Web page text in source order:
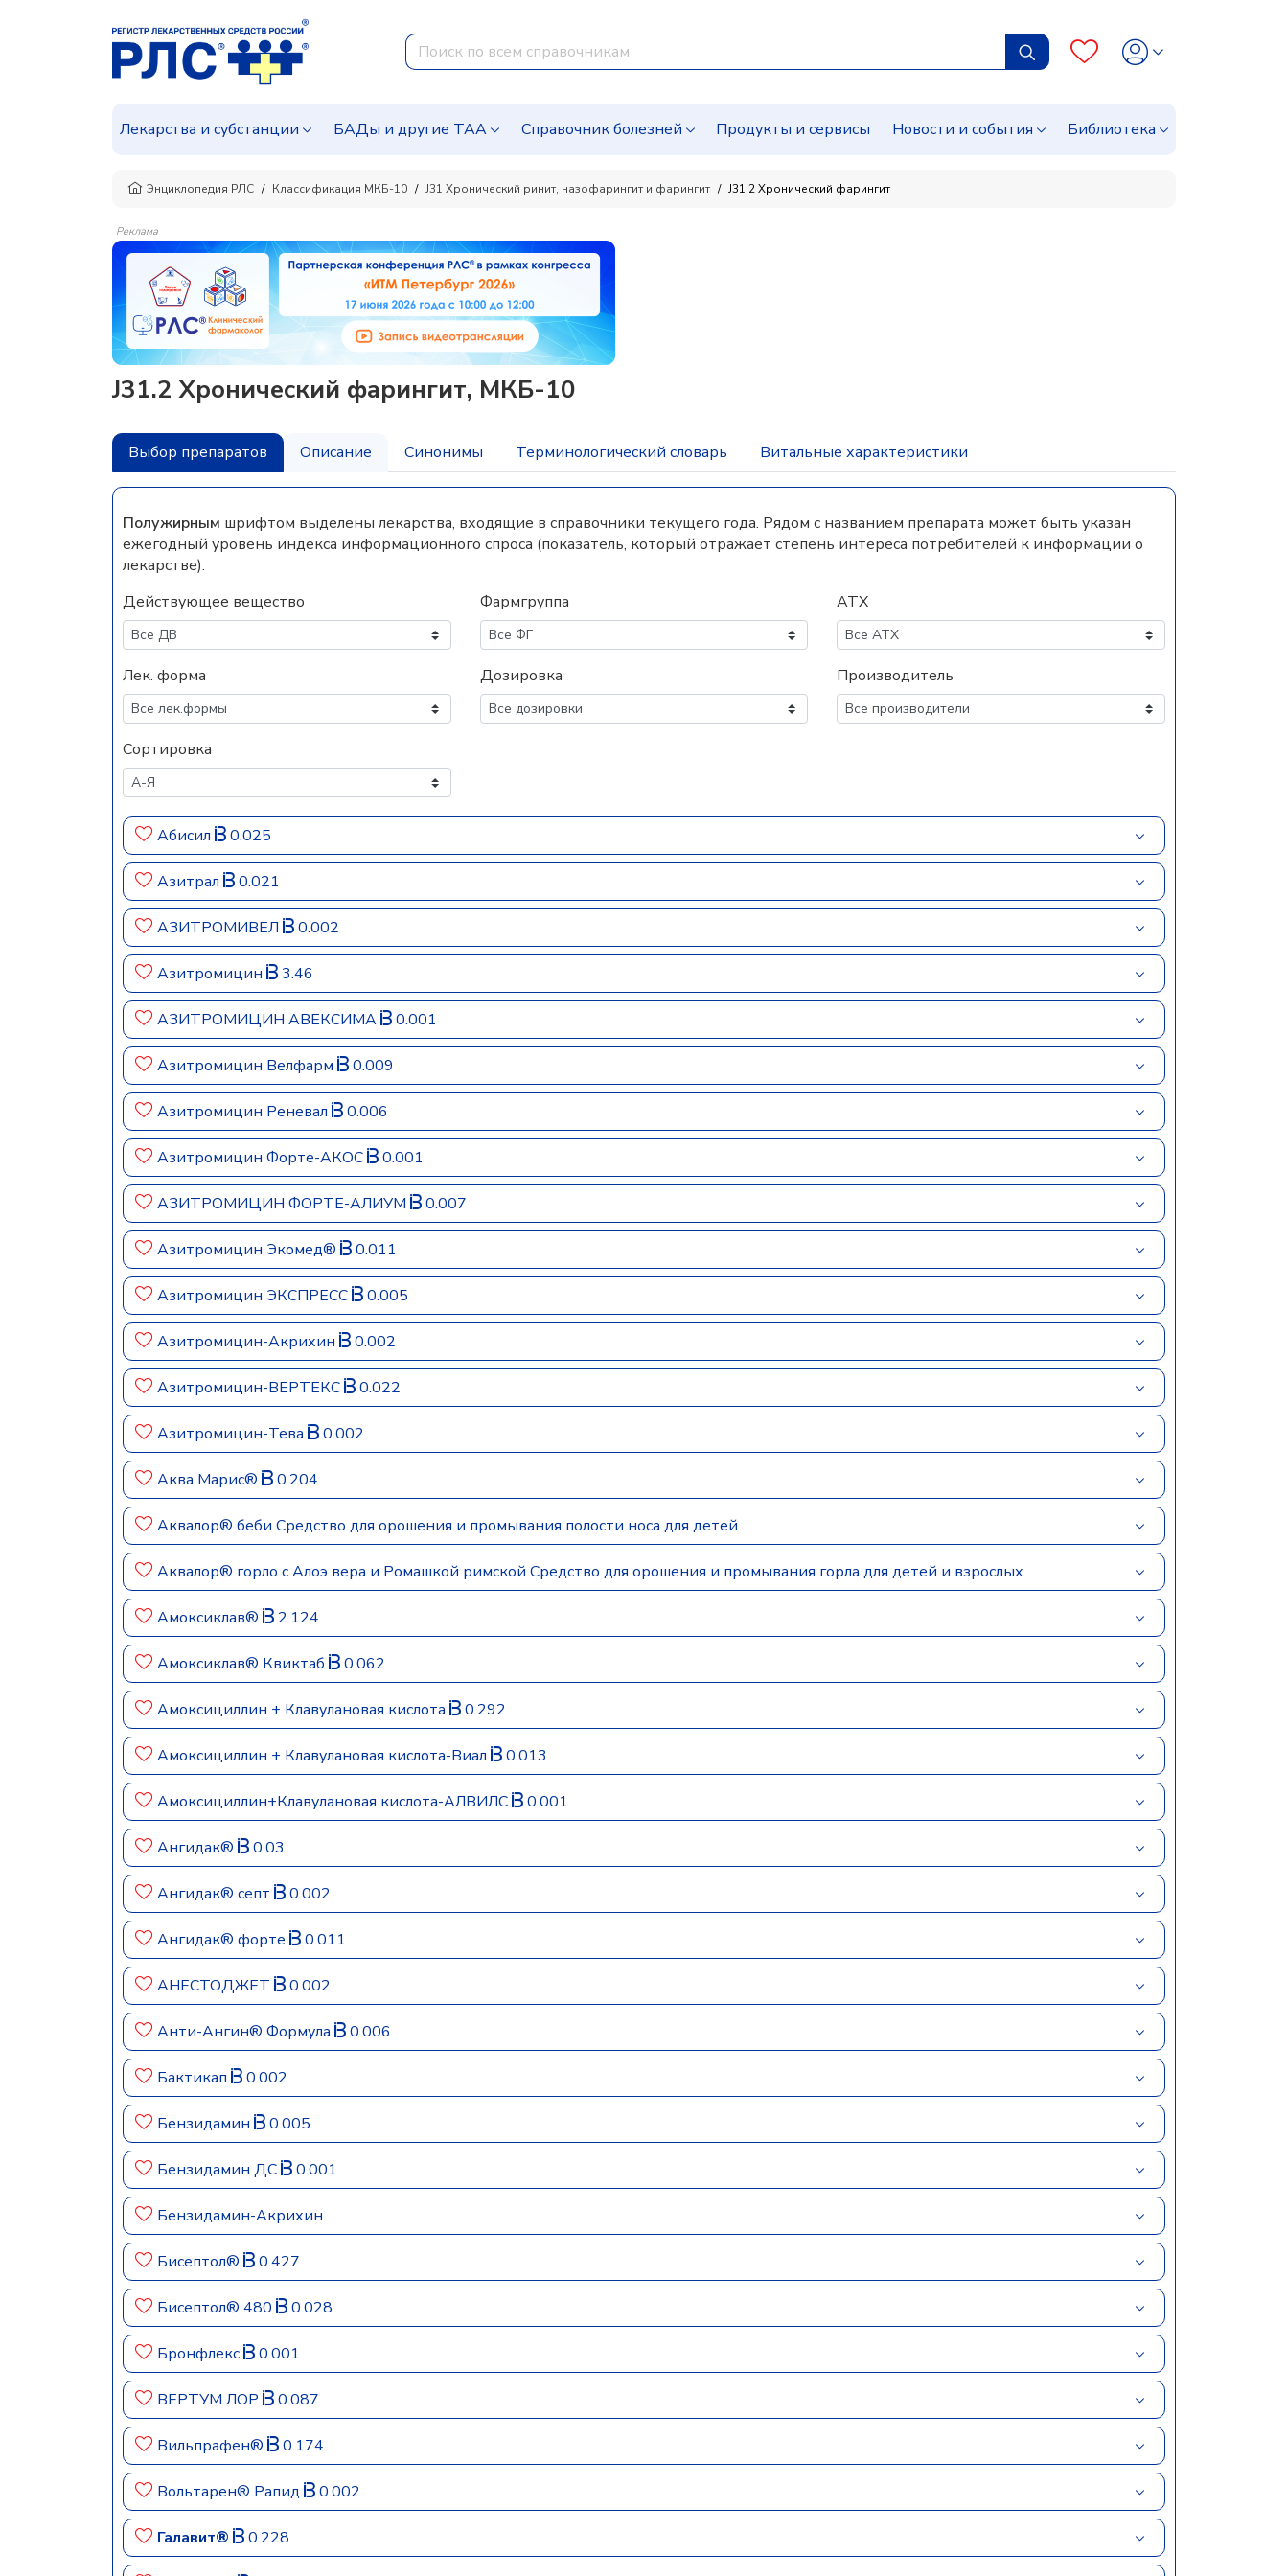
Лекарства и субстанции БАДы и другие ТАА Справочник болезней Продукты и сервисы Новости и события Библиотека
Энциклопедия РЛС Классификация МКБ-10 J31 Хронический ринит, назофарингит и фарингит J31.2 Хронический фарингит
Реклама
J31.2 Хронический фарингит, МКБ-10
Выбор препаратов Описание Синонимы Терминологический словарь Витальные характеристики
Полужирным шрифтом выделены лекарства, входящие в справочники текущего года. Рядом с названием препарата может быть указан
ежегодный уровень индекса информационного спроса (показатель, который отражает степень интереса потребителей к информации о
лекарстве).
Действующее вещество
Фармгруппа АТХ
Лек. форма Дозировка Производитель
Сортировка
Абисил 0.025
Азитрал 0.021
АЗИТРОМИВЕЛ 0.002
Азитромицин 3.46
АЗИТРОМИЦИН АВЕКСИМА 0.001
Азитромицин Велфарм 0.009
Азитромицин Реневал 0.006
Азитромицин Форте-АКОС 0.001
АЗИТРОМИЦИН ФОРТЕ-АЛИУМ 0.007
Азитромицин Экомед® 0.011
Азитромицин ЭКСПРЕСС 0.005
Азитромицин-Акрихин 0.002
Азитромицин-ВЕРТЕКС 0.022
Азитромицин-Тева 0.002
Аква Марис® 0.204
Аквалор® беби Средство для орошения и промывания полости носа для детей
Аквалор® горло с Алоэ вера и Ромашкой римской Средство для орошения и промывания горла для детей и взрослых
Амоксиклав® 2.124
Амоксиклав® Квиктаб 0.062
Амоксициллин + Клавулановая кислота 0.292
Амоксициллин + Клавулановая кислота-Виал 0.013
Амоксициллин+Клавулановая кислота-АЛВИЛС 0.001
Ангидак® 0.03
Ангидак® септ 0.002
Ангидак® форте 0.011
АНЕСТОДЖЕТ 0.002
Анти-Ангин® Формула 0.006
Бактикап 0.002
Бензидамин 0.005
Бензидамин ДС 0.001
Бензидамин-Акрихин
Бисептол® 0.427
Бисептол® 480 0.028
Бронфлекс 0.001
ВЕРТУМ ЛОР 0.087
Вильпрафен® 0.174
Вольтарен® Рапид 0.002
Галавит® 0.228